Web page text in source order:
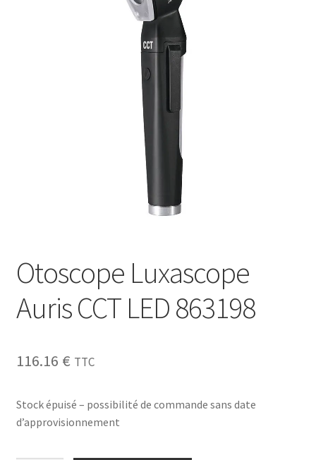
Accessoires Salle de bain
Vêtements & Chaussures
Otoscope Luxascope
Auris CCT LED 863198
116.16 € TTC
Stock épuisé – possibilité de commande sans date
d’approvisionnement